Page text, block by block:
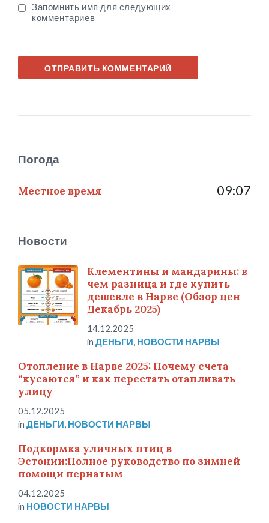
Запомнить имя для следующих
комментариев
Погода
Местное время 09:07
Новости
Клементины и мандарины: в
чем разница и где купить
дешевле в Нарве (Обзор цен
Декабрь 2025)
14.12.2025
in ДЕНЬГИ НОВОСТИ НАРВЫ
Отопление в Нарве 2025: Почему счета
“кусаются” и как перестать отапливать
улицу
05.12.2025
in ДЕНЬГИ НОВОСТИ НАРВЫ
Подкормка уличных птиц в
Эстонии:Полное руководство по зимней
помощи пернатым
04.12.2025
in НОВОСТИ НАРВЫ